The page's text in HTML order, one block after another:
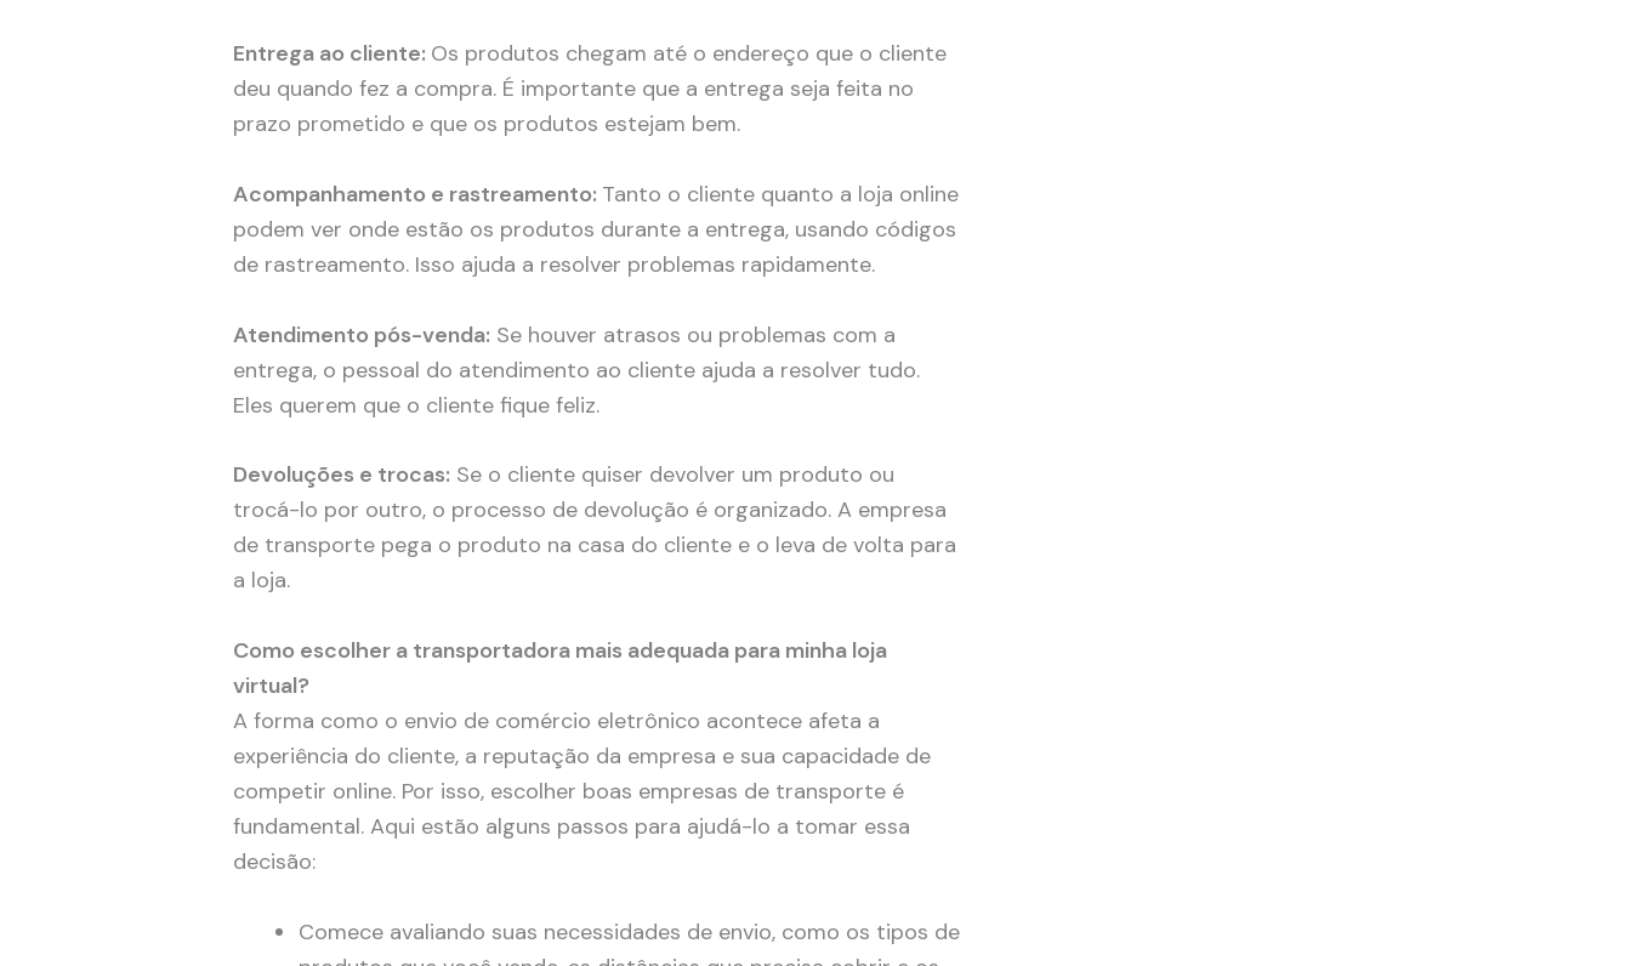
Entrega ao cliente: Os produtos chegam até o endereço que o cliente
deu quando fez a compra. É importante que a entrega seja feita no
prazo prometido e que os produtos estejam bem.
Acompanhamento e rastreamento: Tanto o cliente quanto a loja online
podem ver onde estão os produtos durante a entrega, usando códigos
de rastreamento. Isso ajuda a resolver problemas rapidamente.
Atendimento pós-venda: Se houver atrasos ou problemas com a
entrega, o pessoal do atendimento ao cliente ajuda a resolver tudo.
Eles querem que o cliente fique feliz.
Devoluções e trocas: Se o cliente quiser devolver um produto ou
trocá-lo por outro, o processo de devolução é organizado. A empresa
de transporte pega o produto na casa do cliente e o leva de volta para
a loja.
Como escolher a transportadora mais adequada para minha loja
virtual?
A forma como o envio de comércio eletrônico acontece afeta a
experiência do cliente, a reputação da empresa e sua capacidade de
competir online. Por isso, escolher boas empresas de transporte é
fundamental. Aqui estão alguns passos para ajudá-lo a tomar essa
decisão:
Comece avaliando suas necessidades de envio, como os tipos de